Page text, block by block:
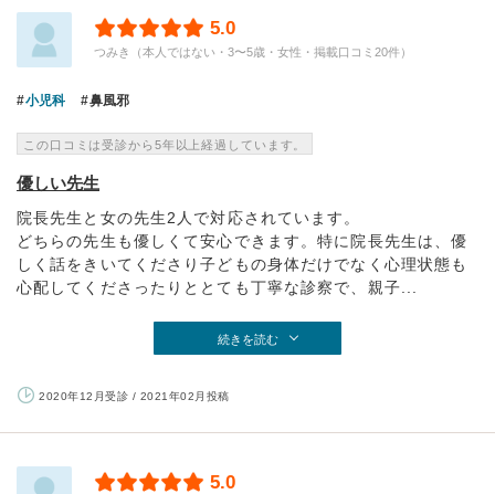
5.0
つみき（本人ではない・3〜5歳・女性・掲載口コミ20件）
小児科 鼻風邪
この口コミは受診から5年以上経過しています。
優しい先生
院長先生と女の先生2人で対応されています。
どちらの先生も優しくて安心できます。特に院長先生は、優
しく話をきいてくださり子どもの身体だけでなく心理状態も
心配してくださったりととても丁寧な診察で、親子...
続きを読む
2020年12月受診 / 2021年02月投稿
5.0